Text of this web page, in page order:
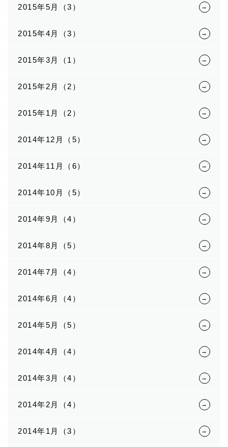
2015年5月（3）
2015年4月（3）
2015年3月（1）
2015年2月（2）
2015年1月（2）
2014年12月（5）
2014年11月（6）
2014年10月（5）
2014年9月（4）
2014年8月（5）
2014年7月（4）
2014年6月（4）
2014年5月（5）
2014年4月（4）
2014年3月（4）
2014年2月（4）
2014年1月（3）